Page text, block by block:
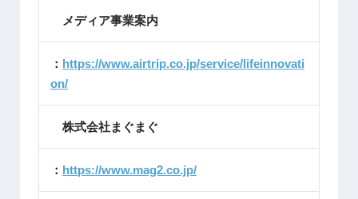
メディア事業案内
： https://www.airtrip.co.jp/service/lifeinnovati
on/
株式会社まぐまぐ
： https://www.mag2.co.jp/